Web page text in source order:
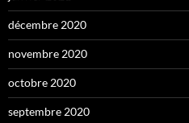
décembre 2020
novembre 2020
octobre 2020
septembre 2020